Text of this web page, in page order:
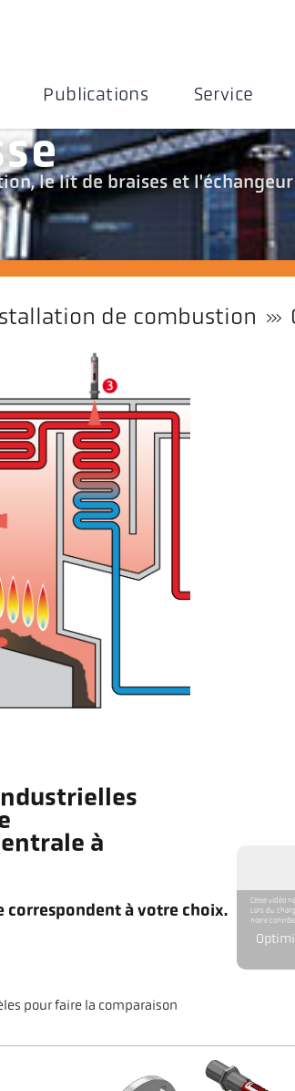
Publications Service
le lit de braises et l'échangeur
de combustion
à
correspondent à votre choix.
Cette vidéo
Lors du
notre
pour faire la comparaison